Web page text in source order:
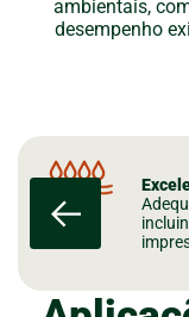
ambientais,
desempenho